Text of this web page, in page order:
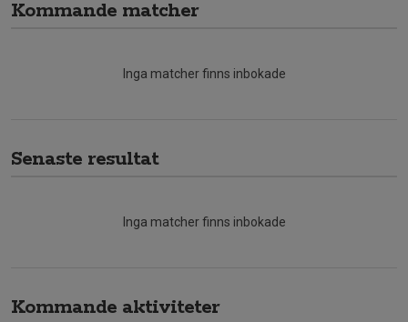
Kommande matcher
Inga matcher finns inbokade
Senaste resultat
Inga matcher finns inbokade
Kommande aktiviteter